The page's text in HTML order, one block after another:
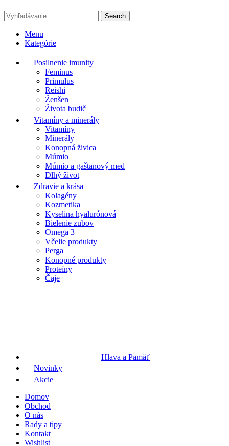
Search
Menu
Kategórie
Posilnenie imunity
Feminus
Primulus
Reishi
Ženšen
Života budič
Vitamíny a minerály
Vitamíny
Minerály
Konopná živica
Múmio
Múmio a gaštanový med
Dlhý život
Zdravie a krása
Kolagény
Kozmetika
Kyselina hyalurónová
Bielenie zubov
Omega 3
Včelie produkty
Perga
Konopné produkty
Proteíny
Čaje
Hlava a Pamäť
Novinky
Akcie
Domov
Obchod
O nás
Rady a tipy
Kontakt
Wishlist